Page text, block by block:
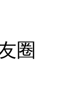
圈